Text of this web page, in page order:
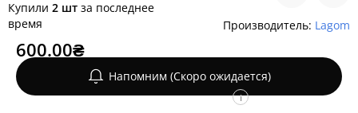
Купили 2 шт за последнее
время
Производитель: Lagom
600.00₴
Напомним (Скоро ожидается)
i